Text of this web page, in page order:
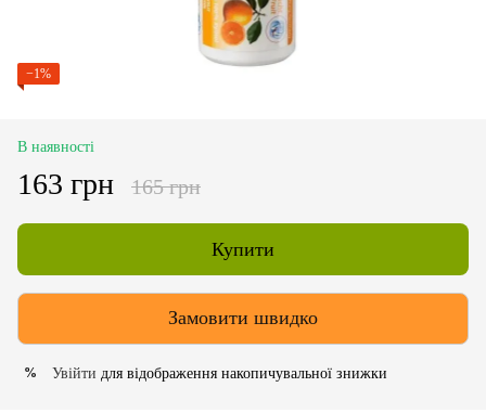
−1%
В наявності
163 грн 165 грн
Купити
Замовити швидко
% Увійти для відображення накопичувальної знижки